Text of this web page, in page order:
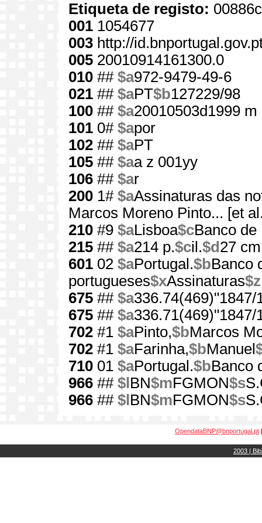
Etiqueta de registo:
001 1054677
003 http://
005 20010914161300.0
010 ## $a972-9479-49-6
021 ## $aPT$b127229/98
100 ## $a20010503d1999
101 0# $apor
102 ## $aPT
105 ## $aa z 001yy
106 ## $ar
200 1# $aAssinaturas das
Marcos Moreno Pinto... [et
210 #9 $aLisboa$cBanco de
215 ## $a214 p.$cil.$d 27 cm
601 02 $aPortugal.$bBanco
portugueses$xAssinaturas$z
675 ## $a336.74(469)"1847/
675 ## $a336.71(469)"1847/
702 #1 $aPinto,$bMarcos
702 #1 $aFarinha,$bManuel
710 01 $aPortugal.$bBanco
966 ## $l BN$mFGMON$s
966 ## $l BN$mFGMON$s
OpendataBNP@bnportugal.pt
2003 |